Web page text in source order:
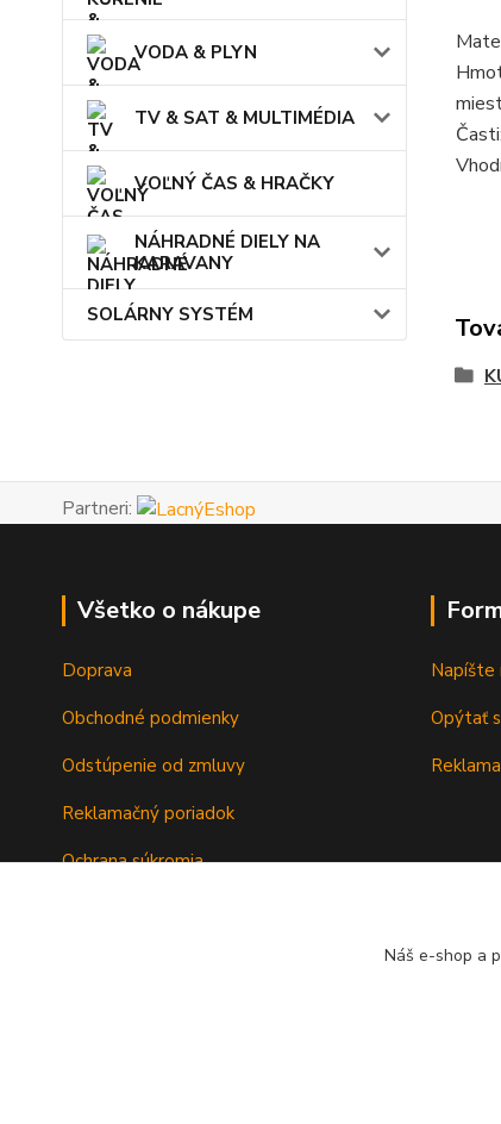
VODA & PLYN
TV & SAT & MULTIMÉDIA
VOĽNÝ ČAS & HRAČKY
NÁHRADNÉ DIELY NA
KARAVANY
SOLÁRNY SYSTÉM
Časti:
Partneri:
Všetko o nákupe
Doprava
Obchodné podmienky
Odstúpenie od zmluvy
Reklamačný poriadok
Ochrana súkromia
Napíšte
Opýtať
Náš e-shop a